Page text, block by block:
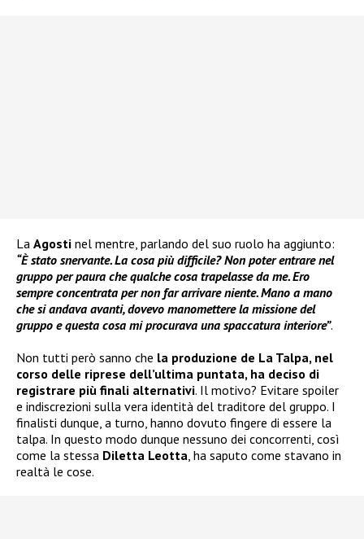
La Agosti nel mentre, parlando del suo ruolo ha aggiunto:
“È stato snervante. La cosa più difficile? Non poter entrare nel
gruppo per paura che qualche cosa trapelasse da me. Ero
sempre concentrata per non far arrivare niente. Mano a mano
che si andava avanti, dovevo manomettere la missione del
gruppo e questa cosa mi procurava una spaccatura interiore”.
Non tutti però sanno che la produzione de La Talpa, nel
corso delle riprese dell’ultima puntata, ha deciso di
registrare più finali alternativi. Il motivo? Evitare spoiler
e indiscrezioni sulla vera identità del traditore del gruppo. I
finalisti dunque, a turno, hanno dovuto fingere di essere la
talpa. In questo modo dunque nessuno dei concorrenti, così
come la stessa Diletta Leotta , ha saputo come stavano in
realtà le cose.